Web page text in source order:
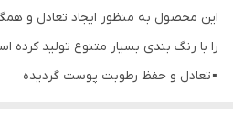
این محصول به منظور ایجاد تعادل و
را با رنگ بندی بسیار متنوع تولید کرده
▪️تعادل و حفظ رطوبت پوست گردیده